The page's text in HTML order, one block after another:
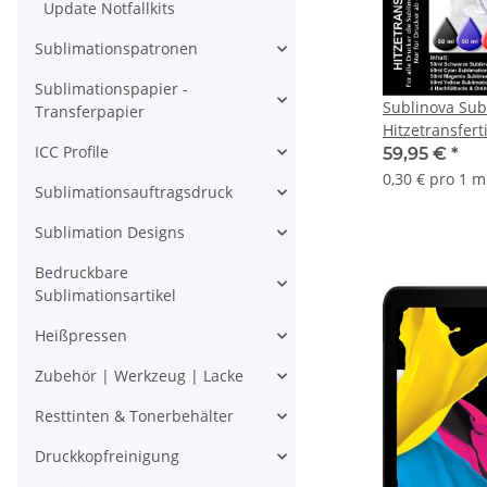
Sublinova
mit 200ml
59,95 € *
0,30 € pro 1
Update Notfallkits
Sublimationspatronen
Sublimationspapier -
Transferpapier
ICC Profile
Sublimationsauftragsdruck
Sublimation Designs
Bedruckbare
Sublimationsartikel
Heißpressen
Zubehör | Werkzeug | Lacke
Resttinten & Tonerbehälter
Druckkopfreinigung